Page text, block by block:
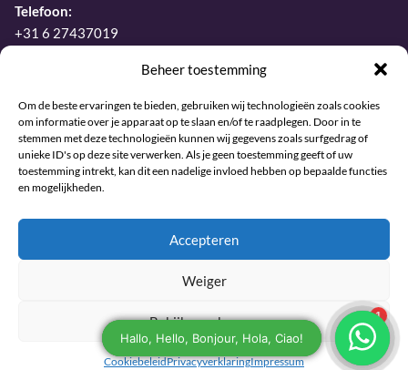
Beheer toestemming
Om de beste ervaringen te bieden, gebruiken wij technologieën zoals cookies
om informatie over je apparaat op te slaan en/of te raadplegen. Door in te
stemmen met deze technologieën kunnen wij gegevens zoals surfgedrag of
unieke ID's op deze site verwerken. Als je geen toestemming geeft of uw
toestemming intrekt, kan dit een nadelige invloed hebben op bepaalde functies
en mogelijkheden.
Accepteren
Weiger
Bekijk voorkeuren
CookiebeleidPrivacyverklaringImpressum
Telefoon:
+31 6 27437019
Bekijk onze reviews
© 2026 Sjamaan.nl. Alle rechten voorbehouden.
Maintained and developed with joy by The Werks